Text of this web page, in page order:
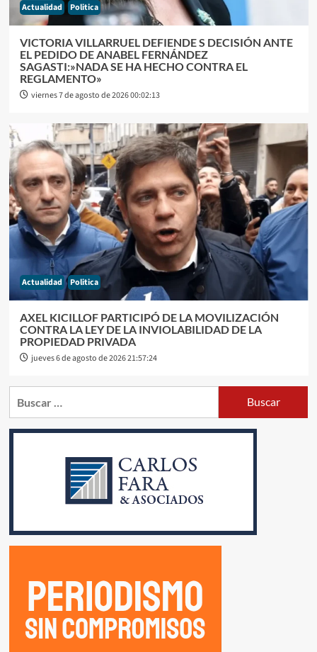
Actualidad Politica
VICTORIA VILLARRUEL DEFIENDE S DECISIÓN ANTE
EL PEDIDO DE ANABEL FERNÁNDEZ
SAGASTI:»NADA SE HA HECHO CONTRA EL
REGLAMENTO»
viernes 7 de agosto de 2026 00:02:13
Actualidad Politica
AXEL KICILLOF PARTICIPÓ DE LA MOVILIZACIÓN
CONTRA LA LEY DE LA INVIOLABILIDAD DE LA
PROPIEDAD PRIVADA
jueves 6 de agosto de 2026 21:57:24